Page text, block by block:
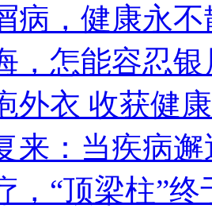
病，健康永不
，怎能容忍
外衣 收获健
来：当疾病
，“顶梁柱”